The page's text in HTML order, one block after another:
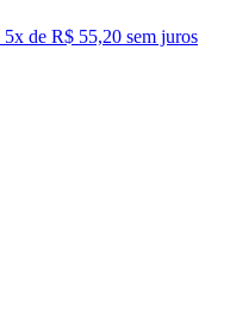
5x de R$ 55,20 sem juros